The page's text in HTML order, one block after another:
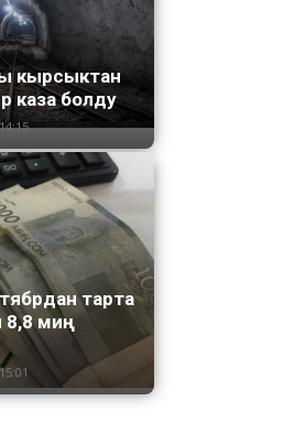
кырсыктан
каза болду
тарта
8,8 миң